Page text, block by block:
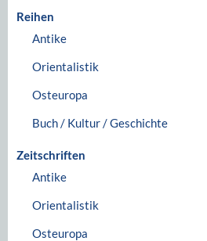
Reihen
Antike
Orientalistik
Osteuropa
Buch / Kultur / Geschichte
Zeitschriften
Antike
Orientalistik
Osteuropa